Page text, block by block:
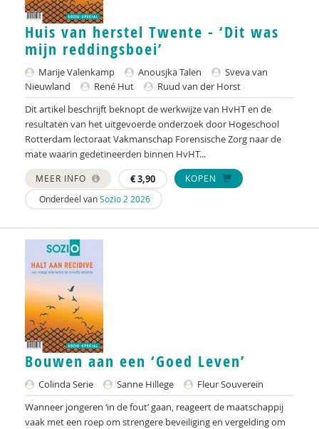
Janneke Ariaans
Rob Arnoldus
Ildeniz Arslan
Nicole Arts
Sander van Arum
Silke van Arum
Phildy Asamoah
Jolanda Asmoredjo
Rob van Asperen
Jessica J. Asscher
Ellen Assenberg
Henri Audier
Bob Austmann
Diverse auteurs
Huis van herstel Twente - ‘Dit was
mijn reddingsboei’
Marije Valenkamp Anousjka Talen
Sveva van
Nieuwland
René Hut
Ruud van der Horst
Dit artikel beschrijft beknopt de werkwijze van HvHT en de
resultaten van het uitgevoerde onderzoek door Hogeschool
Rotterdam lectoraat Vakmanschap Forensische Zorg naar de
mate waarin gedetineerden binnen HvHT...
MEER INFO €3,90
KOPEN
Onderdeel vanSozio 2 2026
Bouwen aan een ‘Goed Leven’
Colinda Serie Sanne Hillege
Fleur Souverein
Wanneer jongeren ‘in de fout’ gaan, reageert de maatschappij
vaak met een roep om strengere beveiliging en vergelding om